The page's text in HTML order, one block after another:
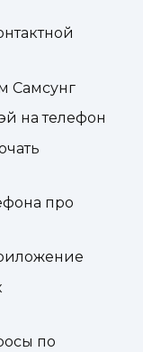
Самсунг
на телефон
про
по